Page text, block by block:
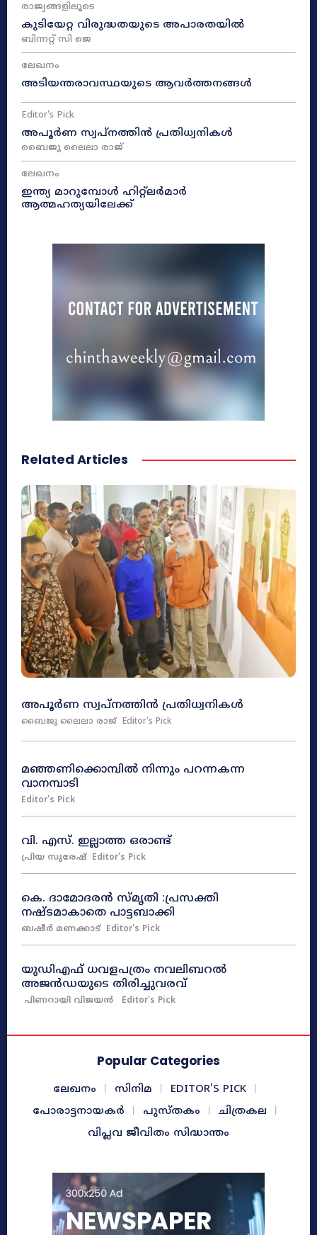
രാജ്യങ്ങളിലൂടെ
കുടിയേറ്റ വിരുദ്ധതയുടെ അപാരതയിൽ
ബിന്നറ്റ് സി ജെ
ലേഖനം
അടിയന്തരാവസ്ഥയുടെ ആവർത്തനങ്ങൾ
Editor's Pick
അപൂർണ സ്വപ്നത്തിൻ പ്രതിധ്വനികൾ
ബൈജു ലൈലാ രാജ്
ലേഖനം
ഇന്ത്യ മാറുമ്പോൾ ഹിറ്റ്ലർമാർ
ആത്മഹത്യയിലേക്ക്
Related Articles
അപൂർണ സ്വപ്നത്തിൻ പ്രതിധ്വനികൾ
ബൈജു ലൈലാ രാജ് Editor's Pick
മഞ്ഞണിക്കൊമ്പിൽ നിന്നും പറന്നകന്ന
വാനമ്പാടി
Editor's Pick
വി. എസ്. ഇല്ലാത്ത ഒരാണ്ട്
പ്രിയ സുരേഷ് Editor's Pick
കെ. ദാമോദരൻ സ്മൃതി :പ്രസക്തി
നഷ്ടമാകാതെ പാട്ടബാക്കി
ബഷീർ മണക്കാട് Editor's Pick
യുഡിഎഫ്‌ ധവളപത്രം നവലിബറൽ
അജൻഡയുടെ തിരിച്ചുവരവ്‌
പിണറായി വിജയൻ Editor's Pick
Popular Categories
ലേഖനം സിനിമ
EDITOR'S PICK
പോരാട്ടനായകർ
പുസ്തകം
ചിത്രകല
വിപ്ലവ ജീവിതം സിദ്ധാന്തം